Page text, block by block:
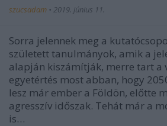
szucsadam • 2019. június 11.
Sorra jelennek meg a
született tanulmányok, amik a
alapján kiszámítják, merre tart a
egyetértés most abban, hogy
lesz már ember a Földön, előtte
agresszív időszak. Tehát már a
is…